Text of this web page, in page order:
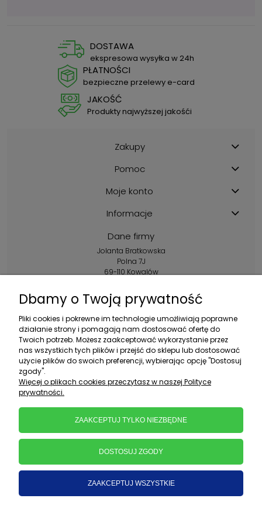
DOSTAWA
ekspresowa wysyłka w 24h
PŁATNOŚCI
bezpieczne przelewy e-card
JAKOŚĆ
Produkty najwyższej jakośći
Zakupy
Pomoc
Moje konto
Informacje
Dane firmy
Jolanta Bratkowska
Polna 7J
69-110 Kowalów
+48 602 356 983
pon.-pt.: 10:00-16:00
sklep@ebratek.pl
Dbamy o Twoją prywatność
Pliki cookies i pokrewne im technologie umożliwiają poprawne
działanie strony i pomagają nam dostosować ofertę do
Twoich potrzeb. Możesz zaakceptować wykorzystanie przez
nas wszystkich tych plików i przejść do sklepu lub dostosować
użycie plików do swoich preferencji, wybierając opcję "Dostosuj
zgody".
Więcej o plikach cookies przeczytasz w naszej Polityce
prywatności.
ZAAKCEPTUJ TYLKO NIEZBĘDNE
DOSTOSUJ ZGODY
ZAAKCEPTUJ WSZYSTKIE